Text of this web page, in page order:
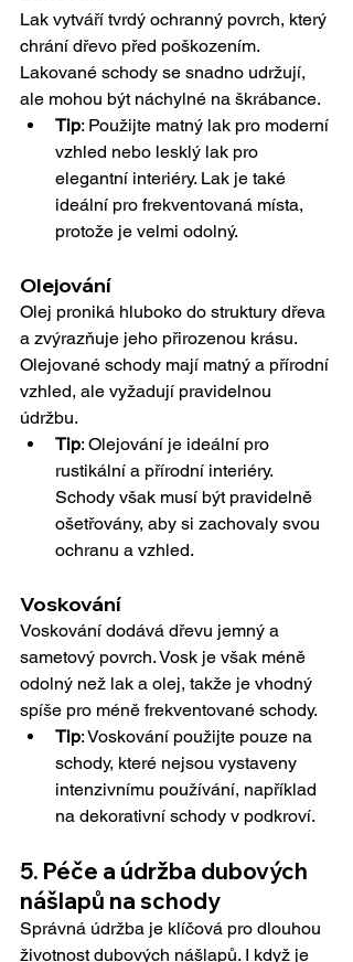
Lak vytváří tvrdý ochranný povrch, který
chrání dřevo před poškozením.
Lakované schody se snadno udržují,
ale mohou být náchylné na škrábance.
Tip: Použijte matný lak pro moderní
vzhled nebo lesklý lak pro
elegantní interiéry. Lak je také
ideální pro frekventovaná místa,
protože je velmi odolný.
Olejování
Olej proniká hluboko do struktury dřeva
a zvýrazňuje jeho přirozenou krásu.
Olejované schody mají matný a přírodní
vzhled, ale vyžadují pravidelnou
údržbu.
Tip: Olejování je ideální pro
rustikální a přírodní interiéry.
Schody však musí být pravidelně
ošetřovány, aby si zachovaly svou
ochranu a vzhled.
Voskování
Voskování dodává dřevu jemný a
sametový povrch. Vosk je však méně
odolný než lak a olej, takže je vhodný
spíše pro méně frekventované schody.
Tip: Voskování použijte pouze na
schody, které nejsou vystaveny
intenzivnímu používání, například
na dekorativní schody v podkroví.
5. Péče a údržba dubových
nášlapů na schody
Správná údržba je klíčová pro dlouhou
životnost dubových nášlapů. I když je